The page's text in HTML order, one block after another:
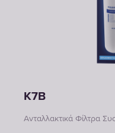
K7B
Ανταλλακτικά Φίλτρα